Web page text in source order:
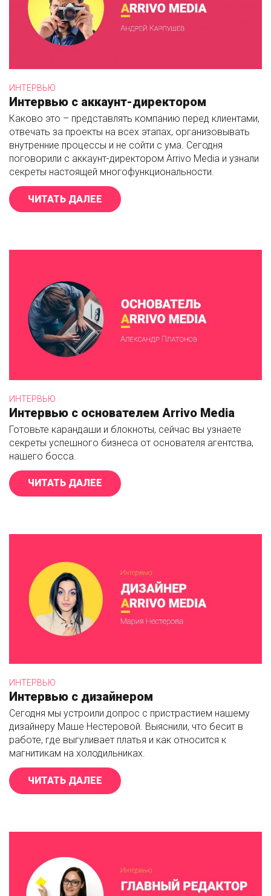
ИНТЕРВЬЮ
Интервью с аккаунт-директором
Каково это – представлять компанию перед клиентами,
отвечать за проекты на всех этапах, организовывать
внутренние процессы и не сойти с ума. Сегодня
поговорили с аккаунт-директором Arrivo Media и узнали
секреты настоящей многофункциональности.
ЧИТАТЬ ДАЛЕЕ «ИНТЕРВЬЮ С АККАУНТ-
ИНТЕРВЬЮ
Интервью с основателем Arrivo Media
Готовьте карандаши и блокноты, сейчас вы узнаете
секреты успешного бизнеса от основателя агентства,
нашего босса.
ЧИТАТЬ ДАЛЕЕ «ИНТЕРВЬЮ С ОСНОВАТЕЛЕМ
ИНТЕРВЬЮ
Интервью с дизайнером
Сегодня мы устроили допрос с пристрастием нашему
дизайнеру Маше Нестеровой. Выяснили, что бесит в
работе, где выгуливает платья и как относится к
магнитикам на холодильниках.
ЧИТАТЬ ДАЛЕЕ «ИНТЕРВЬЮ С ДИЗАЙНЕРОМ»